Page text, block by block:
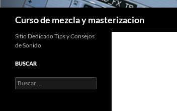
Curso de mezcla y masterizacion
Sitio Dedicado Tips y Consejos
de Sonido
BUSCAR
Buscar: